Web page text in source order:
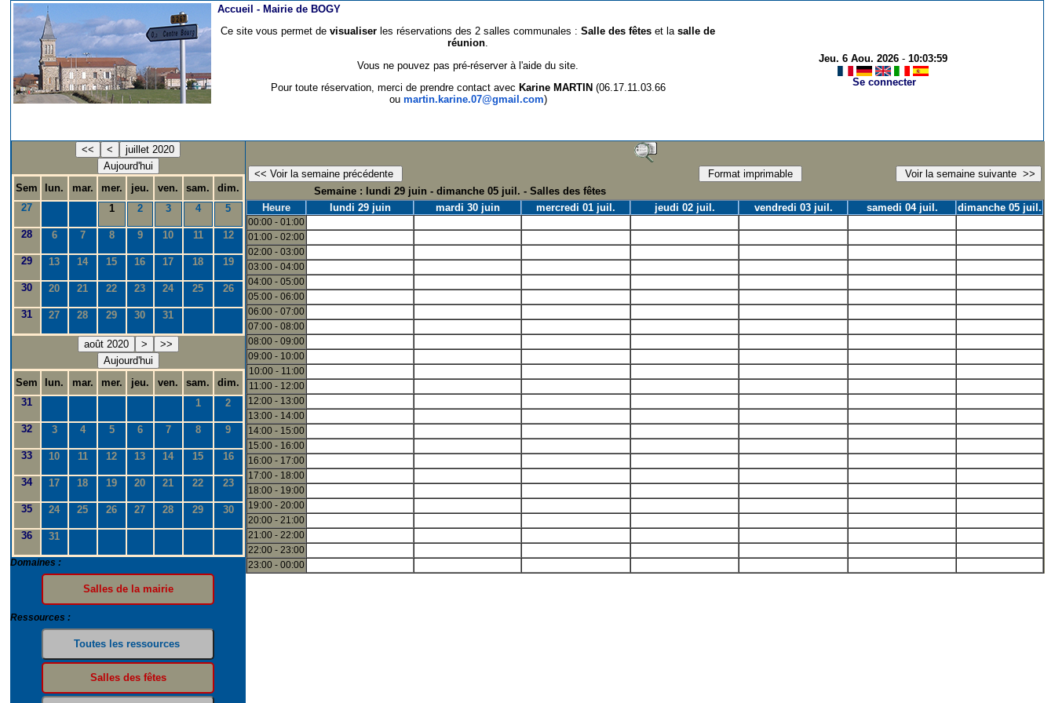
Accueil - Mairie de BOGY
Ce site vous permet devisualiser les réservations des 2 salles communales :Salle des fêtes et lasalle de
réunion.
Vous ne pouvez pas pré-réserver à l'aide du site.
Pour toute réservation, merci de prendre contact avec Karine MARTIN (06.17.11.03.66
ou martin.karine.07@gmail.com)
Jeu. 6 Aou. 2026- 10:03:59
Se connecter
<< <
juillet 2020
Aujourd'hui
Sem
lun. mar. mer. jeu. ven. sam.
dim.
27
1 2 3 4 5
28 6 7 8 9 10 11 12
29 13 14 15 16 17 18 19
30 20 21 22 23 24 25 26
31 27 28 29 30 31
août 2020 >
>>
Aujourd'hui
Sem
lun. mar. mer. jeu. ven. sam.
dim.
31
1 2
32 3 4 5 6 7 8 9
33 10 11 12 13 14 15 16
34 17 18 19 20 21 22 23
35 24 25 26 27 28 29 30
36 31
Domaines :
Ressources :
Semaine : lundi 29 juin - dimanche 05 juil. - Salles des fêtes
Heure
lundi 29 juin mardi 30 juin mercredi 01 juil. jeudi 02 juil. vendredi 03 juil. samedi 04 juil. dimanche 05 juil.
00:00 - 01:00
01:00 - 02:00
02:00 - 03:00
03:00 - 04:00
04:00 - 05:00
05:00 - 06:00
06:00 - 07:00
07:00 - 08:00
08:00 - 09:00
09:00 - 10:00
10:00 - 11:00
11:00 - 12:00
12:00 - 13:00
13:00 - 14:00
14:00 - 15:00
15:00 - 16:00
16:00 - 17:00
17:00 - 18:00
18:00 - 19:00
19:00 - 20:00
20:00 - 21:00
21:00 - 22:00
22:00 - 23:00
23:00 - 00:00